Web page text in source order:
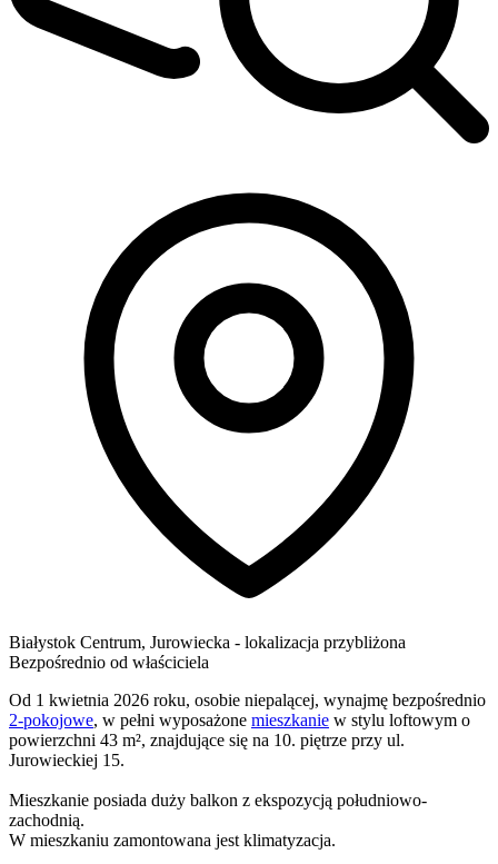
Białystok Centrum, Jurowiecka - lokalizacja przybliżona
Bezpośrednio od właściciela
Od 1 kwietnia 2026 roku, osobie niepalącej, wynajmę bezpośrednio
2-pokojowe, w pełni wyposażone mieszkanie w stylu loftowym o
powierzchni 43 m², znajdujące się na 10. piętrze przy ul.
Jurowieckiej 15.
Mieszkanie posiada duży balkon z ekspozycją południowo-
zachodnią.
W mieszkaniu zamontowana jest klimatyzacja.